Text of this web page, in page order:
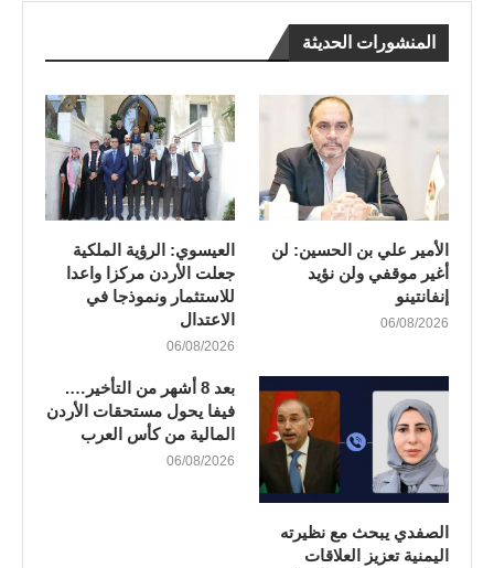
المنشورات الحديثة
الأمير علي بن الحسين: لن
أغير موقفي ولن نؤيد
إنفانتينو
06/08/2026
العيسوي: الرؤية الملكية
جعلت الأردن مركزا واعدا
للاستثمار ونموذجا في
الاعتدال
06/08/2026
الصفدي يبحث مع نظيرته
اليمنية تعزيز العلاقات
بعد 8 أشهر من التأخير….
فيفا يحول مستحقات الأردن
المالية من كأس العرب
06/08/2026